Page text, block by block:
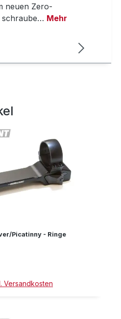
neuen Zero-
schraube… Mehr
Picatinny - Ringe
Versandkosten